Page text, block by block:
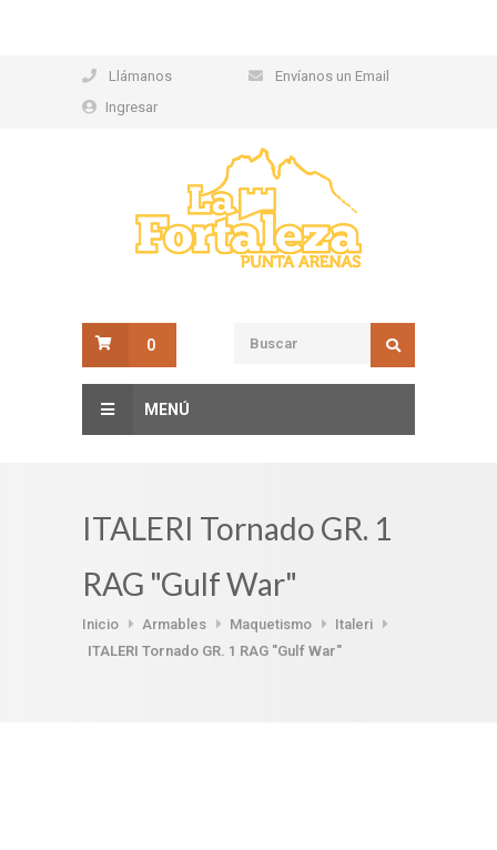
Llámanos
Envíanos un Email
Ingresar
0
MENÚ
ITALERI Tornado GR. 1
RAG "Gulf War"
Inicio Armables Maquetismo
Italeri
ITALERI Tornado GR. 1 RAG "Gulf War"